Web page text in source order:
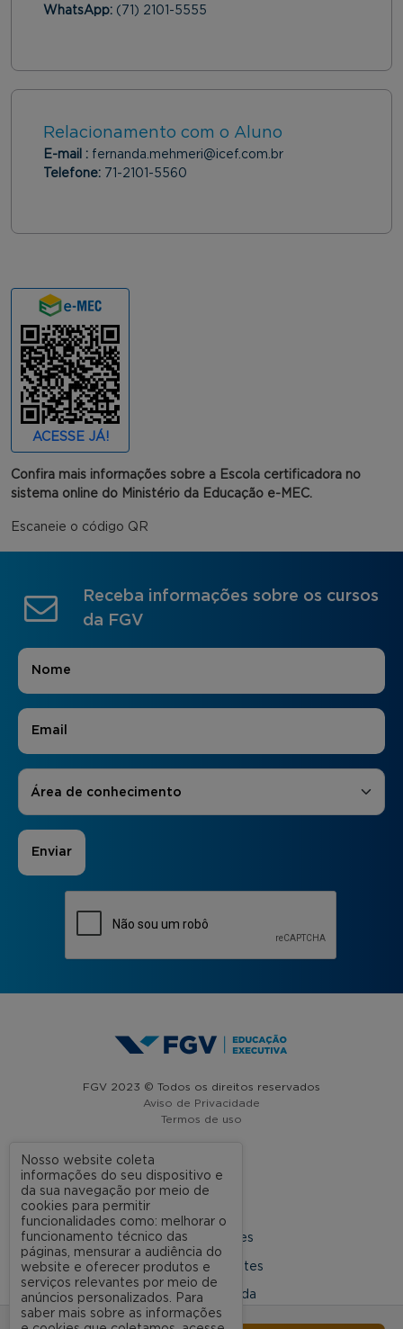
WhatsApp: (71) 2101-5555
Relacionamento com o Aluno
E-mail : fernanda.mehmeri@icef.com.br
Telefone: 71-2101-5560
ACESSE JÁ!
Confira mais informações sobre a Escola certificadora no
sistema online do Ministério da Educação e-MEC.
Escaneie o código QR
Receba informações sobre os cursos
da FGV
Nome
E-mail
Áreas de Interesse
Área de conhecimento
FGV 2023 © Todos os direitos reservados
Aviso de Privacidade
Termos de uso
A FGV
Nossas Unidades
Dúvidas Frequentes
Rede Conveniada
Ouvidoria Acadêmica
Nosso website coleta
informações do seu dispositivo e
da sua navegação por meio de
cookies para permitir
funcionalidades como: melhorar o
funcionamento técnico das
páginas, mensurar a audiência do
website e oferecer produtos e
serviços relevantes por meio de
anúncios personalizados. Para
saber mais sobre as informações